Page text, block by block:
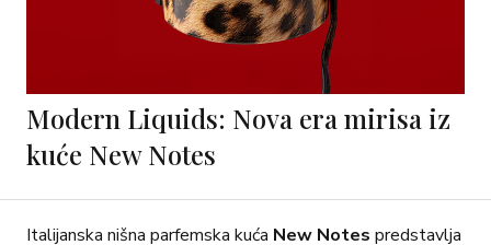
Modern Liquids: Nova era mirisa iz
kuće New Notes
Italijanska nišna parfemska kuća New Notes predstavlja